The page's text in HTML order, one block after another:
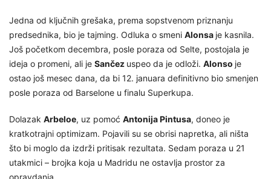
Jedna od ključnih grešaka, prema sopstvenom priznanju
predsednika, bio je tajming. Odluka o smeni Alonsa je kasnila.
Još početkom decembra, posle poraza od Selte, postojala je
ideja o promeni, ali je Sančez uspeo da je odloži. Alonso je
ostao još mesec dana, da bi 12. januara definitivno bio smenjen
posle poraza od Barselone u finalu Superkupa.
Dolazak Arbeloe, uz pomoć Antonija Pintusa, doneo je
kratkotrajni optimizam. Pojavili su se obrisi napretka, ali ništa
što bi moglo da izdrži pritisak rezultata. Sedam poraza u 21
utakmici – brojka koja u Madridu ne ostavlja prostor za
opravdanja.